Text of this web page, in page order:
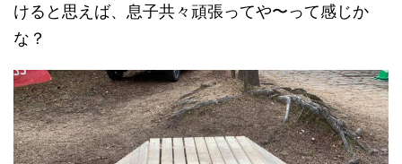
けると思えば、息子共々頑張ってや〜って感じか
な？